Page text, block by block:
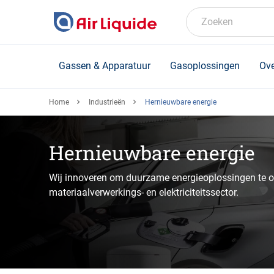
Zoeken
Gassen & Apparatuur Gasoplossingen
Home Industrieën Hernieuwbare energie
Hernieuwbare energie
Wij innoveren om duurzame energieoplossingen te
materiaalverwerkings- en elektriciteitssector.